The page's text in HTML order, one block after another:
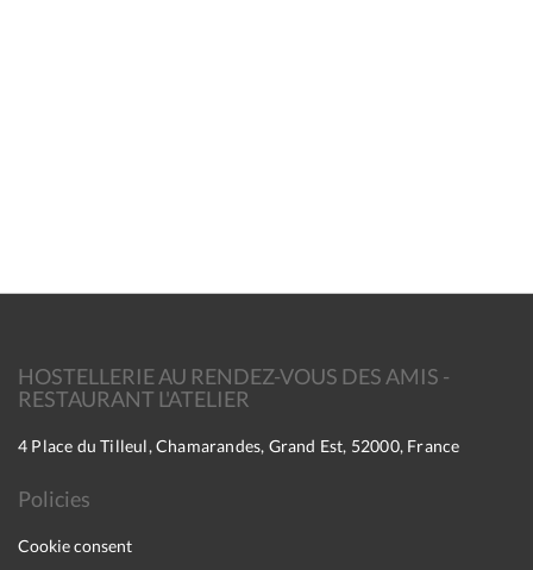
HOSTELLERIE AU RENDEZ-VOUS DES AMIS -
RESTAURANT L'ATELIER
4 Place du Tilleul, Chamarandes, Grand Est, 52000, France
Policies
Cookie consent